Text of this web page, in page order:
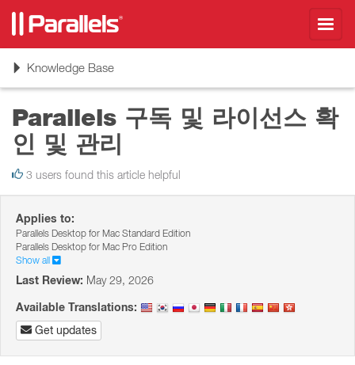
ToggleKnowledge Base
Parallels 구독 및 라이선스 확
인 및 관리
3 users found this article helpful
Applies to:
Parallels Desktop for Mac Standard Edition
Parallels Desktop for Mac Pro Edition
Show all
Last Review: May 29, 2026
Available Translations:
Get updates